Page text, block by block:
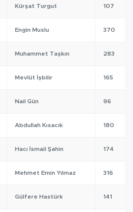
Kürşat Turgut 107
Engin Muslu 370
Muhammet Taşkın 283
Mevlüt İşbilir 165
Nail Gün 96
Abdullah Kısacık 180
Hacı İsmail Şahin 174
Mehmet Emin Yılmaz 316
Gülfere Hastürk 141